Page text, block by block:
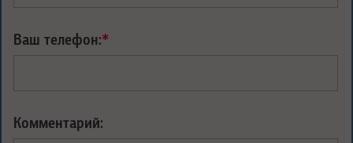
Ваш телефон:*
Комментарий: